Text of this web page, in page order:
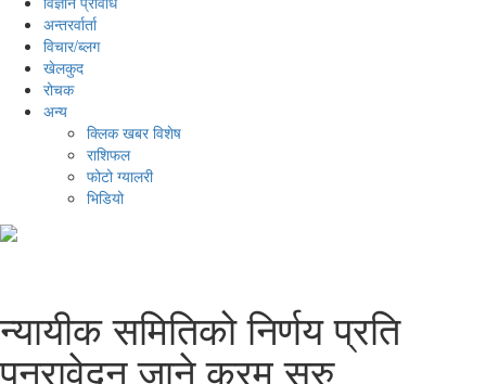
अन्तरर्वार्ता
विचार/ब्लग
खेलकुद
रोचक
अन्य
क्लिक खबर विशेष
राशिफल
फोटो ग्यालरी
भिडियो
न्यायीक समितिको निर्णय प्रति
पुनरावेदन जाने क्रम सुरु